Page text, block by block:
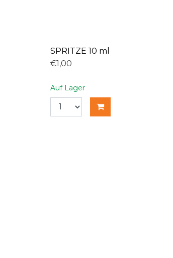
SPRITZE 10 ml
€1,00
Auf Lager